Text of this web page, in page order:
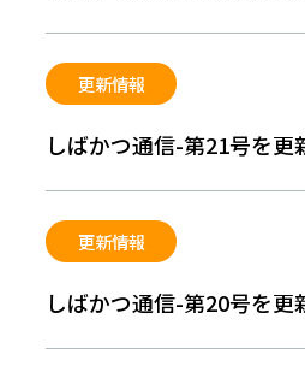
更新情報
しばかつ通信-第21号を更
更新情報
しばかつ通信-第20号を更